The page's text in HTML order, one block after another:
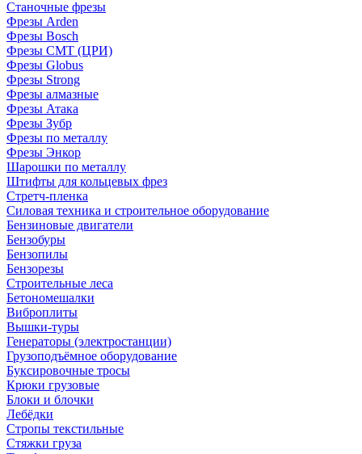
Станочные фрезы
Фрезы Arden
Фрезы Bosch
Фрезы CMT (ЦРИ)
Фрезы Globus
Фрезы Strong
Фрезы алмазные
Фрезы Атака
Фрезы Зубр
Фрезы по металлу
Фрезы Энкор
Шарошки по металлу
Штифты для кольцевых фрез
Стретч-пленка
Силовая техника и строительное оборудование
Бензиновые двигатели
Бензобуры
Бензопилы
Бензорезы
Строительные леса
Бетономешалки
Виброплиты
Вышки-туры
Генераторы (электростанции)
Грузоподъёмное оборудование
Буксировочные тросы
Крюки грузовые
Блоки и блочки
Лебёдки
Стропы текстильные
Стяжки груза